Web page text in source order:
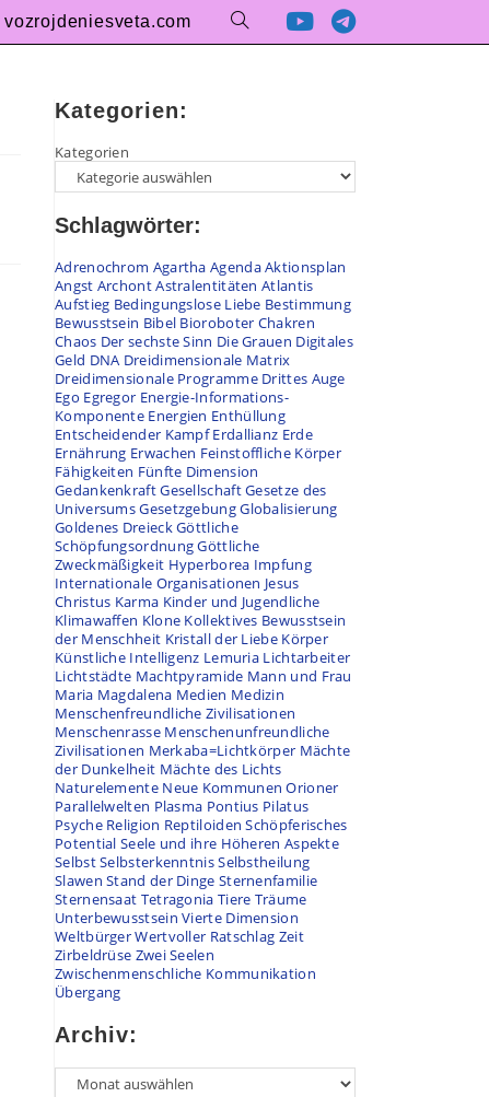
vozrojdeniesveta.com
Kategorien:
Kategorien
Schlagwörter:
Adrenochrom Agartha AgendaAktionsplan
Angst ArchontAstralentitäten Atlantis
Aufstieg Bedingungslose Liebe Bestimmung
Bewusstsein Bibel Bioroboter Chakren
Chaos Der sechste Sinn Die Grauen Digitales
Geld DNA Dreidimensionale Matrix
Dreidimensionale Programme Drittes Auge
Ego Egregor Energie-Informations-
Komponente Energien Enthüllung
Entscheidender Kampf Erdallianz Erde
Ernährung Erwachen Feinstoffliche Körper
Fähigkeiten Fünfte Dimension
GedankenkraftGesellschaftGesetze des
UniversumsGesetzgebungGlobalisierung
Goldenes DreieckGöttliche
SchöpfungsordnungGöttliche
Zweckmäßigkeit Hyperborea Impfung
Internationale Organisationen Jesus
Christus Karma Kinder und Jugendliche
Klimawaffen Klone Kollektives Bewusstsein
der Menschheit Kristall der Liebe Körper
Künstliche Intelligenz Lemuria Lichtarbeiter
Lichtstädte Machtpyramide Mann und Frau
Maria Magdalena Medien Medizin
Menschenfreundliche Zivilisationen
Menschenrasse Menschenunfreundliche
Zivilisationen Merkaba=Lichtkörper Mächte
der Dunkelheit Mächte des Lichts
Naturelemente Neue Kommunen Orioner
Parallelwelten Plasma Pontius Pilatus
Psyche Religion Reptiloiden Schöpferisches
Potential Seele und ihre Höheren Aspekte
SelbstSelbsterkenntnisSelbstheilung
Slawen Stand der Dinge Sternenfamilie
Sternensaat Tetragonia Tiere Träume
Unterbewusstsein Vierte Dimension
WeltbürgerWertvoller Ratschlag Zeit
Zirbeldrüse Zwei Seelen
Zwischenmenschliche Kommunikation
Übergang
Archiv: